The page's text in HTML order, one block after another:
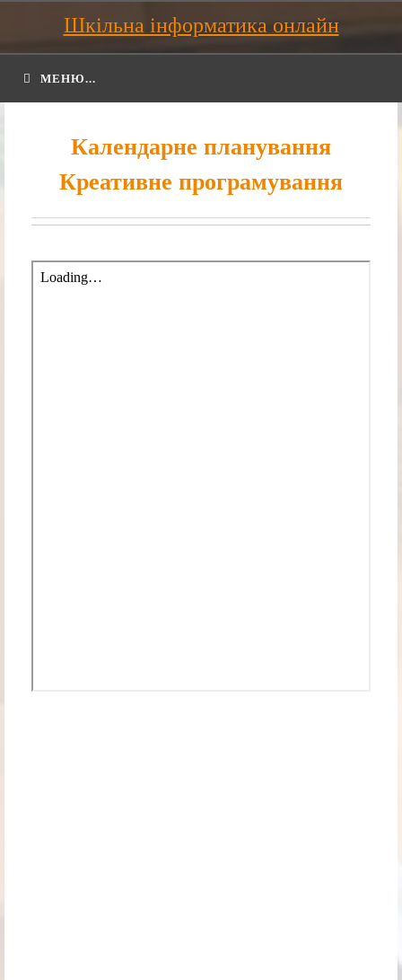
Шкільна інформатика онлайн
МЕНЮ...
Календарне планування
Креативне програмування